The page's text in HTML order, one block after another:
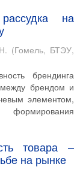
на
(Гомель, БТЭУ,
брендинга
брендом и
элементом,
товара –
на рынке